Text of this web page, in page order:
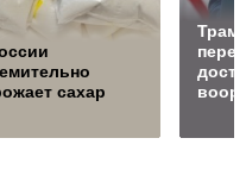
сахар